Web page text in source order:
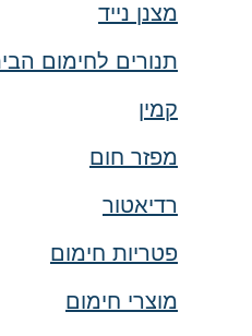
מצנן נייד
תנורים לחימום
קמין
מפזר חום
רדיאטור
פטריות חימום
מוצרי חימום